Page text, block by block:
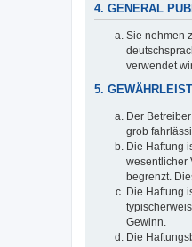
4. GENERAL
Sie nehmen
verwendet
5.
Der
grob
Die Haftung
wesentlicher
begrenzt.
Die Haftung
Gewinn.
Die